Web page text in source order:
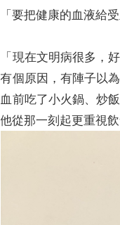
「要把健康的血液給
「現在文明病很多，
有個原因，有陣子以
血前吃了小火鍋、炒
他從那一刻起更重視